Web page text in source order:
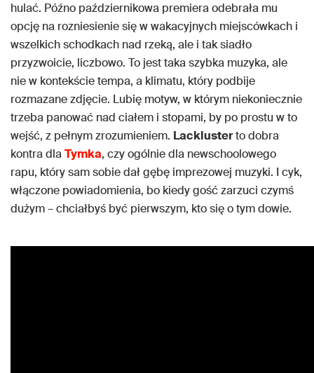
hulać. Późno październikowa premiera odebrała mu
opcję na rozniesienie się w wakacyjnych miejscówkach i
wszelkich schodkach nad rzeką, ale i tak siadło
przyzwoicie, liczbowo. To jest taka szybka muzyka, ale
nie w kontekście tempa, a klimatu, który podbije
rozmazane zdjęcie. Lubię motyw, w którym niekoniecznie
trzeba panować nad ciałem i stopami, by po prostu w to
wejść, z pełnym zrozumieniem. Lacklusterto dobra
kontra dlaTymka, czy ogólnie dla newschoolowego
rapu, który sam sobie dał gębę imprezowej muzyki. I cyk,
włączone powiadomienia, bo kiedy gość zarzuci czymś
dużym – chciałbyś być pierwszym, kto się o tym dowie.